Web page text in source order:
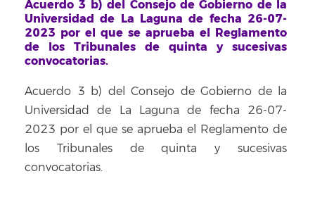
Acuerdo 3 b) del Consejo de Gobierno de la
Universidad de La Laguna de fecha 26-07-
2023 por el que se aprueba el Reglamento
de los Tribunales de quinta y sucesivas
convocatorias.
Acuerdo 3 b) del Consejo de Gobierno de la
Universidad de La Laguna de fecha 26-07-
2023 por el que se aprueba el Reglamento de
los Tribunales de quinta y sucesivas
convocatorias.